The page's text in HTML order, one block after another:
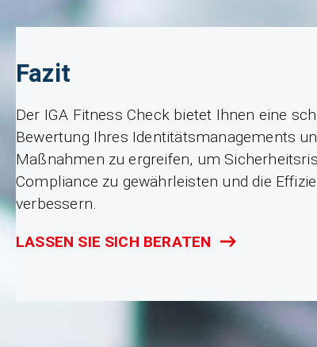
Fazit
Der IGA Fitness Check bietet Ihnen eine
Bewertung Ihres Identitätsmanagements
Maßnahmen zu ergreifen, um
Compliance zu gewährleisten und die
verbessern.
LASSEN SIE SICH BERATEN